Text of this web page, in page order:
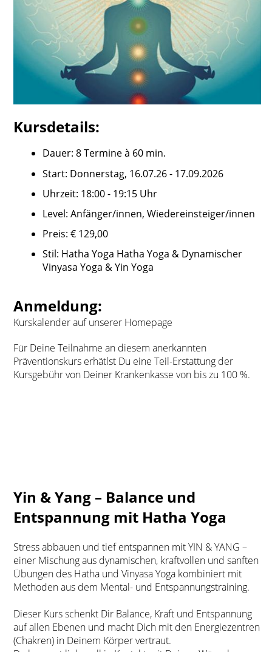
Kursdetails:
Dauer: 8 Termine à 60 min.
Start: Donnerstag, 16.07.26 - 17.09.2026
Uhrzeit: 18:00 - 19:15 Uhr
Level: Anfänger/innen, Wiedereinsteiger/innen
Preis: € 129,00
Stil: Hatha Yoga Hatha Yoga & Dynamischer
Vinyasa Yoga & Yin Yoga
Anmeldung:
Kurskalender auf unserer Homepage
Für Deine Teilnahme an diesem anerkannten
Präventionskurs erhätlst Du eine Teil-Erstattung der
Kursgebühr von Deiner Krankenkasse von bis zu 100 %.
Yin & Yang – Balance und
Entspannung mit Hatha Yoga
Stress abbauen und tief entspannen mit YIN & YANG –
einer Mischung aus dynamischen, kraftvollen und sanften
Übungen des Hatha und Vinyasa Yoga kombiniert mit
Methoden aus dem Mental- und Entspannungstraining.
Dieser Kurs schenkt Dir Balance, Kraft und Entspannung
auf allen Ebenen und macht Dich mit den Energiezentren
(Chakren) in Deinem Körper vertraut.